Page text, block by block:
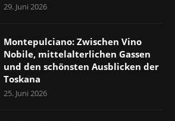
29. Juni 2026
Montepulciano: Zwischen Vino
Nobile, mittelalterlichen Gassen
und den schönsten Ausblicken der
Toskana
25. Juni 2026